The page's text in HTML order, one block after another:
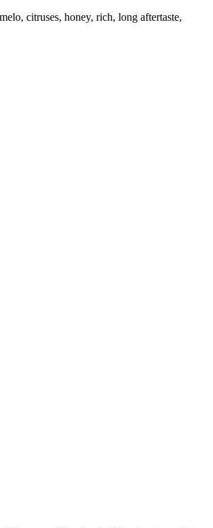
citruses, honey, rich, long aftertaste,